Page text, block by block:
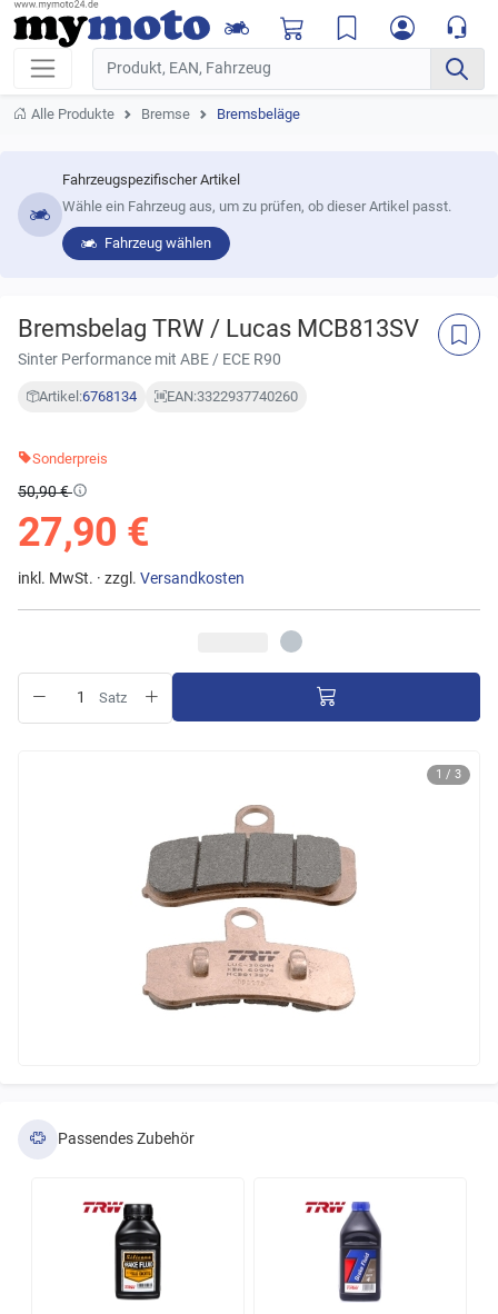
Alle Produkte Bremse Bremsbeläge
Fahrzeugspezifischer Artikel
Wähle ein Fahrzeug aus, um zu prüfen, ob dieser Artikel passt.
Fahrzeug wählen
Bremsbelag TRW / Lucas MCB813SV
Sinter Performance mit ABE / ECE R90
Artikel:6768134 EAN:3322937740260
1 / 3
Sonderpreis
50,90 €
27,90 €
inkl. MwSt. · zzgl. Versandkosten
Satz
Passendes Zubehör